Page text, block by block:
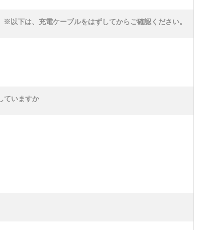
※以下は、充電ケーブルをはずしてからご確認ください。
ていますか